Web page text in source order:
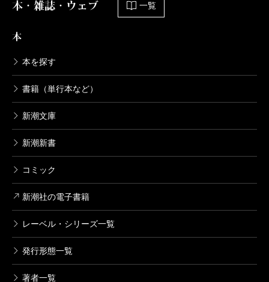
本・雑誌・ウェブ 一覧
本
本を探す
書籍（単行本など）
新潮文庫
新潮新書
コミック
新潮社の電子書籍
レーベル・シリーズ一覧
発行形態一覧
著者一覧